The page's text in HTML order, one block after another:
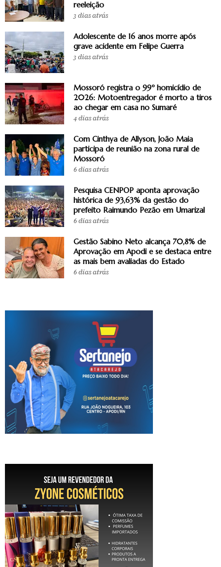
reeleição
3 dias atrás
Adolescente de 16 anos morre após
grave acidente em Felipe Guerra
3 dias atrás
Mossoró registra o 99º homicídio de
2026: Motoentregador é morto a tiros
ao chegar em casa no Sumaré
4 dias atrás
Com Cinthya de Allyson, João Maia
participa de reunião na zona rural de
Mossoró
6 dias atrás
Pesquisa CENPOP aponta aprovação
histórica de 93,63% da gestão do
prefeito Raimundo Pezão em Umarizal
6 dias atrás
Gestão Sabino Neto alcança 70,8% de
Aprovação em Apodi e se destaca entre
as mais bem avaliadas do Estado
6 dias atrás